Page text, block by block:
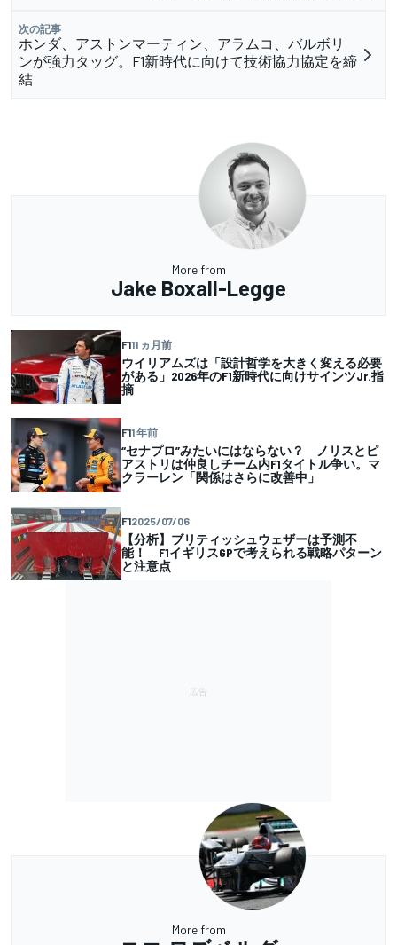
次の記事
ホンダ、アストンマーティン、アラムコ、バルボリ
ンが強力タッグ。F1新時代に向けて技術協力協定を締
結
More from
Jake Boxall-Legge
F111 ヵ月前
ウイリアムズは「設計哲学を大きく変える必要
がある」2026年のF1新時代に向けサインツJr.指
摘
F11 年前
“セナプロ”みたいにはならない？ ノリスとピ
アストリは仲良しチーム内F1タイトル争い。マ
クラーレン「関係はさらに改善中」
F12025/07/06
【分析】ブリティッシュウェザーは予測不
能！ F1イギリスGPで考えられる戦略パターン
と注意点
More from